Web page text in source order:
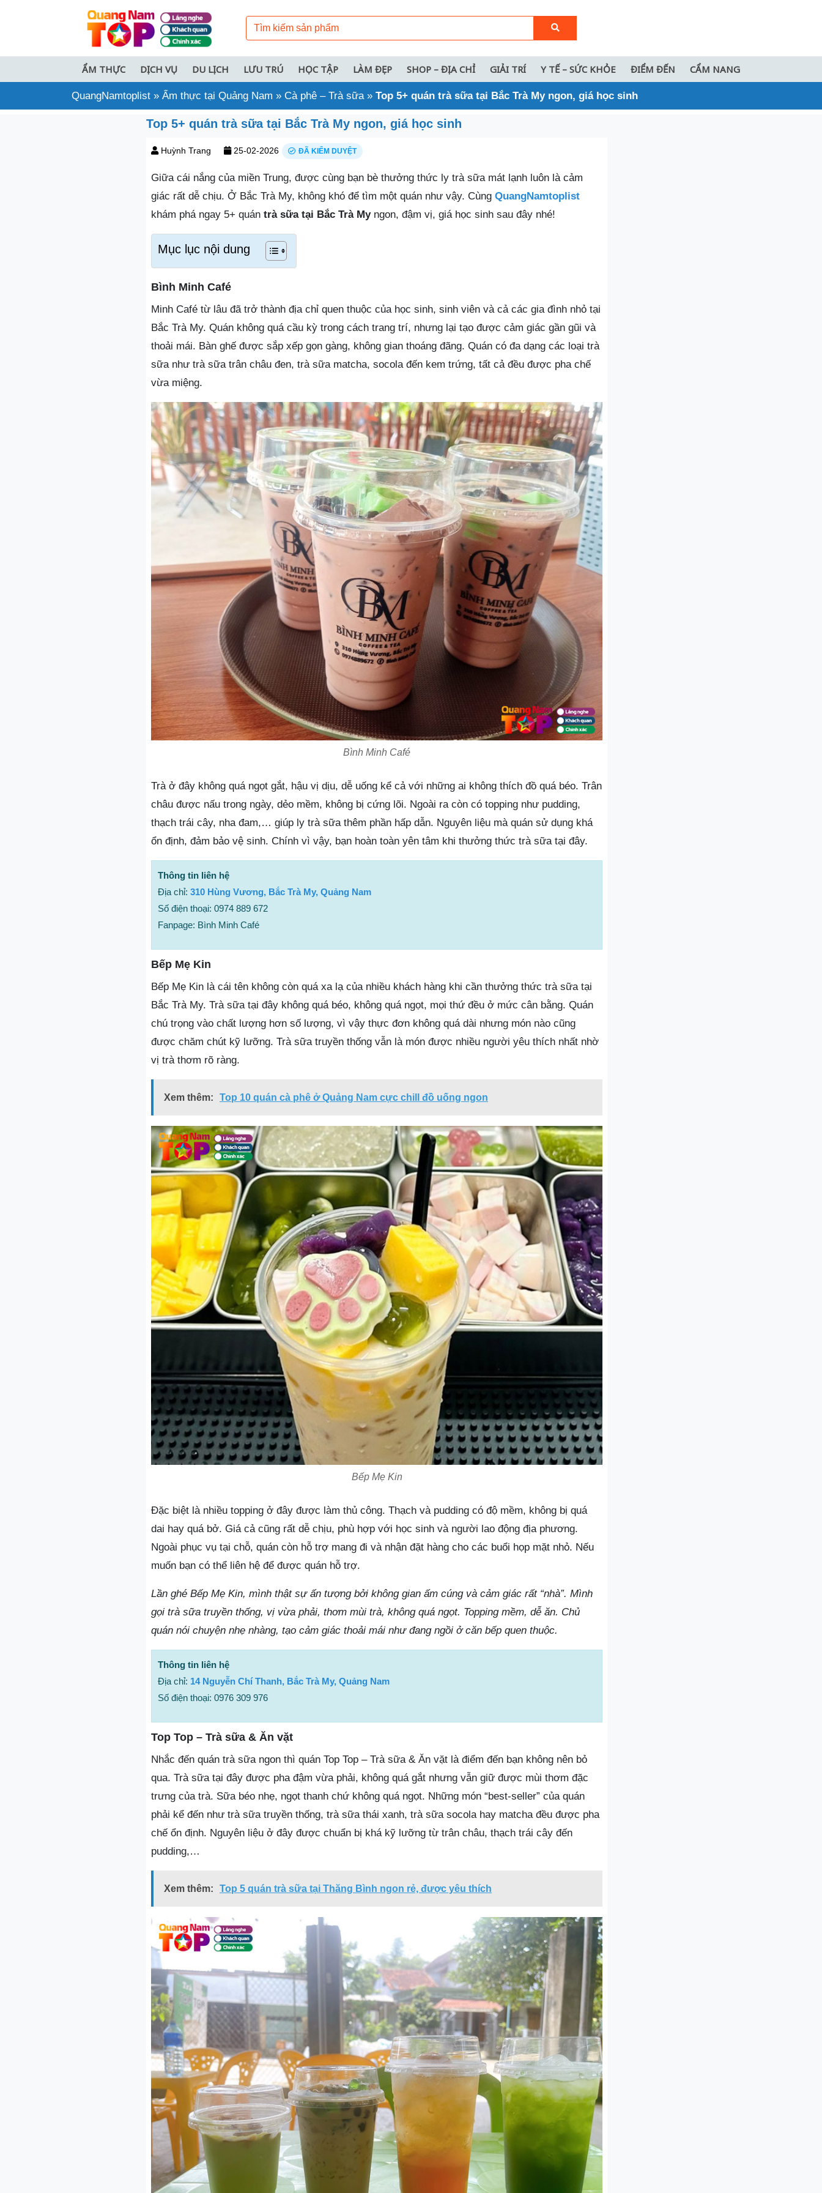
ẨM THỰC DỊCH VỤ DU LỊCH LƯU TRÚ HỌC TẬP LÀM ĐẸP SHOP – ĐỊA CHỈ GIẢI TRÍ Y TẾ – SỨC KHỎE ĐIỂM ĐẾN CẨM NANG
QuangNamtoplist » Ẩm thực tại Quảng Nam » Cà phê – Trà sữa » Top 5+ quán trà sữa tại Bắc Trà My ngon, giá học sinh
Top 5+ quán trà sữa tại Bắc Trà My ngon, giá học sinh
Huỳnh Trang 25-02-2026 ĐÃ KIỂM DUYỆT
Giữa cái nắng của miền Trung, được cùng bạn bè thưởng thức ly trà sữa mát lạnh luôn là cảm
giác rất dễ chịu. Ở Bắc Trà My, không khó để tìm một quán như vậy. Cùng QuangNamtoplist
khám phá ngay 5+ quán trà sữa tại Bắc Trà Myngon, đậm vị, giá học sinh sau đây nhé!
Mục lục nội dung
Bình Minh Café
Minh Café từ lâu đã trở thành địa chỉ quen thuộc của học sinh, sinh viên và cả các gia đình nhỏ tại
Bắc Trà My. Quán không quá cầu kỳ trong cách trang trí, nhưng lại tạo được cảm giác gần gũi và
thoải mái. Bàn ghế được sắp xếp gọn gàng, không gian thoáng đãng. Quán có đa dạng các loại trà
sữa như trà sữa trân châu đen, trà sữa matcha, socola đến kem trứng, tất cả đều được pha chế
vừa miệng.
Bình Minh Café
Trà ở đây không quá ngọt gắt, hậu vị dịu, dễ uống kể cả với những ai không thích đồ quá béo. Trân
châu được nấu trong ngày, dẻo mềm, không bị cứng lõi. Ngoài ra còn có topping như pudding,
thạch trái cây, nha đam,… giúp ly trà sữa thêm phần hấp dẫn. Nguyên liệu mà quán sử dụng khá
ổn định, đảm bảo vệ sinh. Chính vì vậy, bạn hoàn toàn yên tâm khi thưởng thức trà sữa tại đây.
Thông tin liên hệ
Địa chỉ: 310 Hùng Vương, Bắc Trà My, Quảng Nam
Số điện thoại: 0974 889 672
Fanpage: Bình Minh Café
Bếp Mẹ Kin
Bếp Mẹ Kin là cái tên không còn quá xa lạ của nhiều khách hàng khi cần thưởng thức trà sữa tại
Bắc Trà My. Trà sữa tại đây không quá béo, không quá ngọt, mọi thứ đều ở mức cân bằng. Quán
chú trọng vào chất lượng hơn số lượng, vì vậy thực đơn không quá dài nhưng món nào cũng
được chăm chút kỹ lưỡng. Trà sữa truyền thống vẫn là món được nhiều người yêu thích nhất nhờ
vị trà thơm rõ ràng.
Xem thêm: Top 10 quán cà phê ở Quảng Nam cực chill đồ uống ngon
Bếp Mẹ Kin
Đặc biệt là nhiều topping ở đây được làm thủ công. Thạch và pudding có độ mềm, không bị quá
dai hay quá bở. Giá cả cũng rất dễ chịu, phù hợp với học sinh và người lao động địa phương.
Ngoài phục vụ tại chỗ, quán còn hỗ trợ mang đi và nhận đặt hàng cho các buổi họp mặt nhỏ. Nếu
muốn bạn có thể liên hệ để được quán hỗ trợ.
Lần ghé Bếp Mẹ Kin, mình thật sự ấn tượng bởi không gian ấm cúng và cảm giác rất “nhà”. Mình
gọi trà sữa truyền thống, vị vừa phải, thơm mùi trà, không quá ngọt. Topping mềm, dễ ăn. Chủ
quán nói chuyện nhẹ nhàng, tạo cảm giác thoải mái như đang ngồi ở căn bếp quen thuộc.
Thông tin liên hệ
Địa chỉ: 14 Nguyễn Chí Thanh, Bắc Trà My, Quảng Nam
Số điện thoại: 0976 309 976
Top Top – Trà sữa & Ăn vặt
Nhắc đến quán trà sữa ngon thì quán Top Top – Trà sữa & Ăn vặt là điểm đến bạn không nên bỏ
qua. Trà sữa tại đây được pha đậm vừa phải, không quá gắt nhưng vẫn giữ được mùi thơm đặc
trưng của trà. Sữa béo nhẹ, ngọt thanh chứ không quá ngọt. Những món “best-seller” của quán
phải kể đến như trà sữa truyền thống, trà sữa thái xanh, trà sữa socola hay matcha đều được pha
chế ổn định. Nguyên liệu ở đây được chuẩn bị khá kỹ lưỡng từ trân châu, thạch trái cây đến
pudding,…
Xem thêm: Top 5 quán trà sữa tại Thăng Bình ngon rẻ, được yêu thích